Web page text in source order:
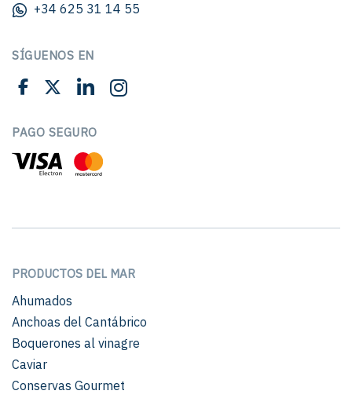
+34 625 31 14 55
SÍGUENOS EN
PAGO SEGURO
PRODUCTOS DEL MAR
Ahumados
Anchoas del Cantábrico
Boquerones al vinagre
Caviar
Conservas Gourmet